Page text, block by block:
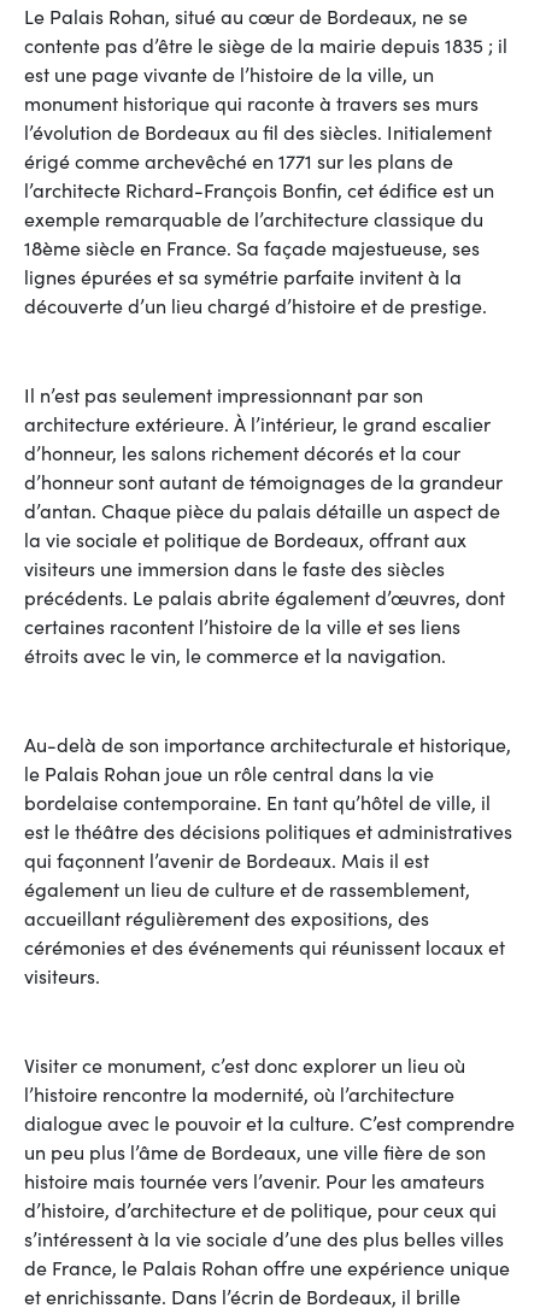
Le Palais Rohan, situé au cœur de Bordeaux, ne se
contente pas d’être le siège de la mairie depuis 1835 ; il
est une page vivante de l’histoire de la ville, un
monument historique qui raconte à travers ses murs
l’évolution de Bordeaux au fil des siècles. Initialement
érigé comme archevêché en 1771 sur les plans de
l’architecte Richard-François Bonfin, cet édifice est un
exemple remarquable de l’architecture classique du
18ème siècle en France. Sa façade majestueuse, ses
lignes épurées et sa symétrie parfaite invitent à la
découverte d’un lieu chargé d’histoire et de prestige.
Il n’est pas seulement impressionnant par son
architecture extérieure. À l’intérieur, le grand escalier
d’honneur, les salons richement décorés et la cour
d’honneur sont autant de témoignages de la grandeur
d’antan. Chaque pièce du palais détaille un aspect de
la vie sociale et politique de Bordeaux, offrant aux
visiteurs une immersion dans le faste des siècles
précédents. Le palais abrite également d’œuvres, dont
certaines racontent l’histoire de la ville et ses liens
étroits avec le vin, le commerce et la navigation.
Au-delà de son importance architecturale et historique,
le Palais Rohan joue un rôle central dans la vie
bordelaise contemporaine. En tant qu’hôtel de ville, il
est le théâtre des décisions politiques et administratives
qui façonnent l’avenir de Bordeaux. Mais il est
également un lieu de culture et de rassemblement,
accueillant régulièrement des expositions, des
cérémonies et des événements qui réunissent locaux et
visiteurs.
Visiter ce monument, c’est donc explorer un lieu où
l’histoire rencontre la modernité, où l’architecture
dialogue avec le pouvoir et la culture. C’est comprendre
un peu plus l’âme de Bordeaux, une ville fière de son
histoire mais tournée vers l’avenir. Pour les amateurs
d’histoire, d’architecture et de politique, pour ceux qui
s’intéressent à la vie sociale d’une des plus belles villes
de France, le Palais Rohan offre une expérience unique
et enrichissante. Dans l’écrin de Bordeaux, il brille